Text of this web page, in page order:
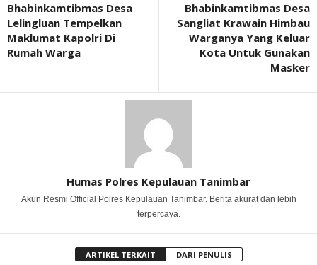
Bhabinkamtibmas Desa
Lelingluan Tempelkan
Maklumat Kapolri Di
Rumah Warga
Bhabinkamtibmas Desa
Sangliat Krawain Himbau
Warganya Yang Keluar
Kota Untuk Gunakan
Masker
Humas Polres Kepulauan Tanimbar
Akun Resmi Official Polres Kepulauan Tanimbar. Berita akurat dan lebih
terpercaya.
ARTIKEL TERKAIT DARI PENULIS